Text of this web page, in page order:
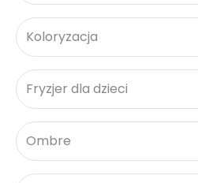
Koloryzacja
Fryzjer dla dzieci
Ombre